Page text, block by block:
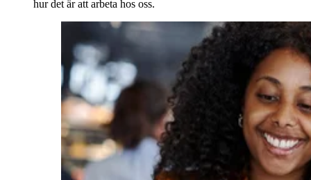
hur det är att arbeta hos oss.